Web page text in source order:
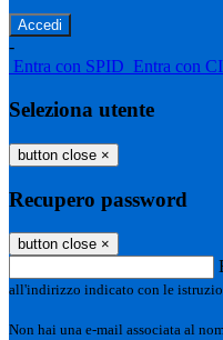
-
Entra con SPID Entra con
Seleziona utente
button close ×
Recupero password
button close ×
all'indirizzo indicato con le
Non hai una e-mail associata al